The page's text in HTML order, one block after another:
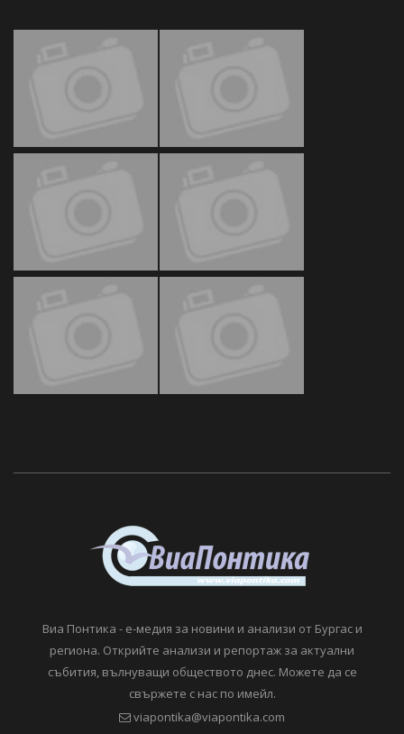
Виа Понтика - е-медия за новини и анализи от Бургас и
региона. Открийте анализи и репортаж за актуални
събития, вълнуващи обществото днес. Можете да се
свържете с нас по имейл.
viapontika@viapontika.com